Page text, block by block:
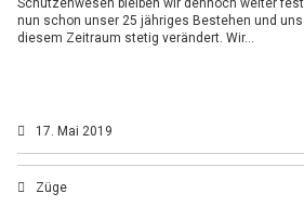
Schützenwesen bleiben wir dennoch weiter
nun schon unser 25 jähriges Bestehen und
diesem Zeitraum stetig verändert. Wir…
17. Mai 2019
Züge